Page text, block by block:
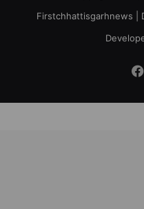
Firstchhattisgarhnews |